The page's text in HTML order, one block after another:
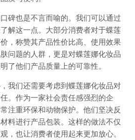
碑也是不言而喻的。我们可以通过
解这一点。大部分消费者对于蝶莲
，称赞其产品性价比高、使用效果
问题的人群，更是对蝶莲娜化妆品
了他们产品质量上的可靠性。
我们还需要考虑到蝶莲娜化妆品对
。作为一家社会责任感强烈的企
注重环保和动物保护。他们坚决反
料进行产品包装。这样的做法不仅
，也让消费者使用起来更加放心。